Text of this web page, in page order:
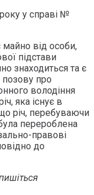
у справі №
від особи,
підстави
знаходиться та є
про
володіння
яка існує в
річ, перебуваючи
перероблена
правові
до